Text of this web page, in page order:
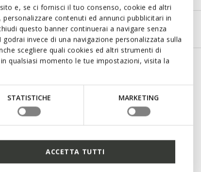
e, se ci fornisci il tuo consenso, cookie ed altri
contenuti ed annunci pubblicitari in
questo banner continuerai a navigare senza
invece di una navigazione personalizzata sulla
scegliere quali cookies ed altri strumenti di
qualsiasi momento le tue impostazioni, visita la
STATISTICHE MARKETING
ACCETTA TUTTI
Technologies